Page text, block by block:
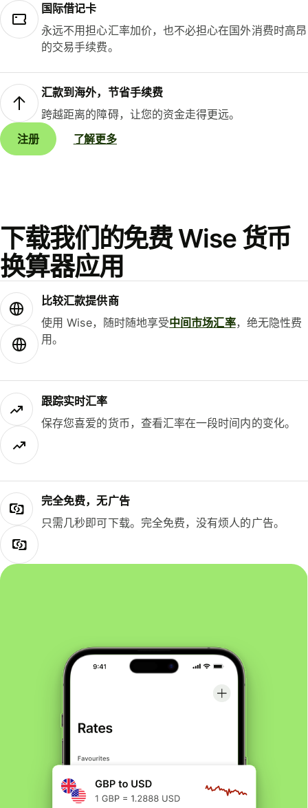
国际借记卡
永远不用担心汇率加价，也不必担心在国外消费时高昂
的交易手续费。
汇款到海外，节省手续费
跨越距离的障碍，让您的资金走得更远。
注册
了解更多
下载我们的免费 Wise 货币
换算器应用
比较汇款提供商
使用 Wise，随时随地享受中间市场汇率，绝无隐性费
用。
跟踪实时汇率
保存您喜爱的货币，查看汇率在一段时间内的变化。
完全免费，无广告
只需几秒即可下载。完全免费，没有烦人的广告。